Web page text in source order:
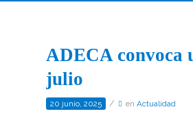
ADECA convoca
julio
20 junio, 2025 / en Actualidad